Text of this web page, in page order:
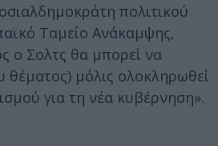
πολιτικού
Ταμείο Ανάκαμψης,
ο Σολτς θα μπορεί να
θέματος) μόλις ολοκληρωθεί
για τη νέα κυβέρνηση».